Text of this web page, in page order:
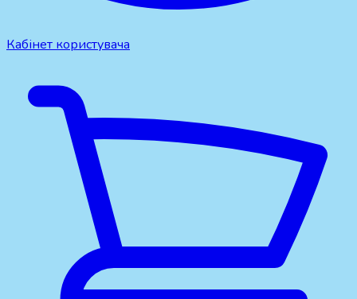
Кабінет користувача